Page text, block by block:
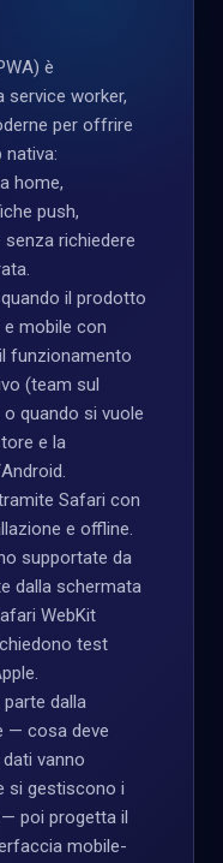
è
service worker,
per offrire
nativa:
home,
push,
richiedere
il prodotto
mobile con
funzionamento
(team sul
quando si vuole
e la
Safari con
e offline.
supportate da
dalla schermata
WebKit
test
dalla
— cosa deve
vanno
si gestiscono i
poi progetta il
mobile-